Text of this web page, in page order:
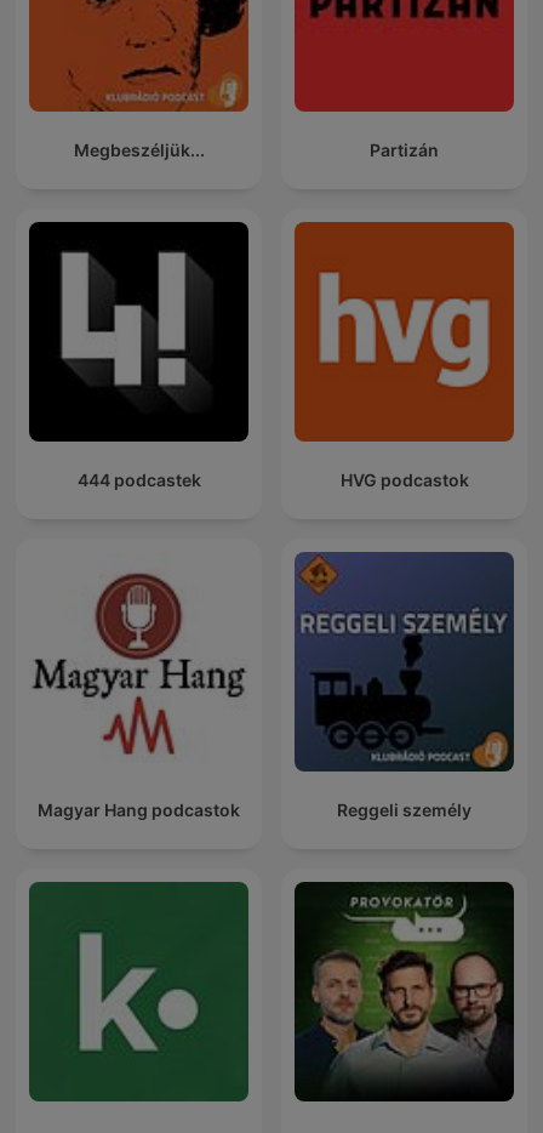
Megbeszéljük... Partizán
444 podcastek HVG podcastok
Magyar Hang podcastok Reggeli személy